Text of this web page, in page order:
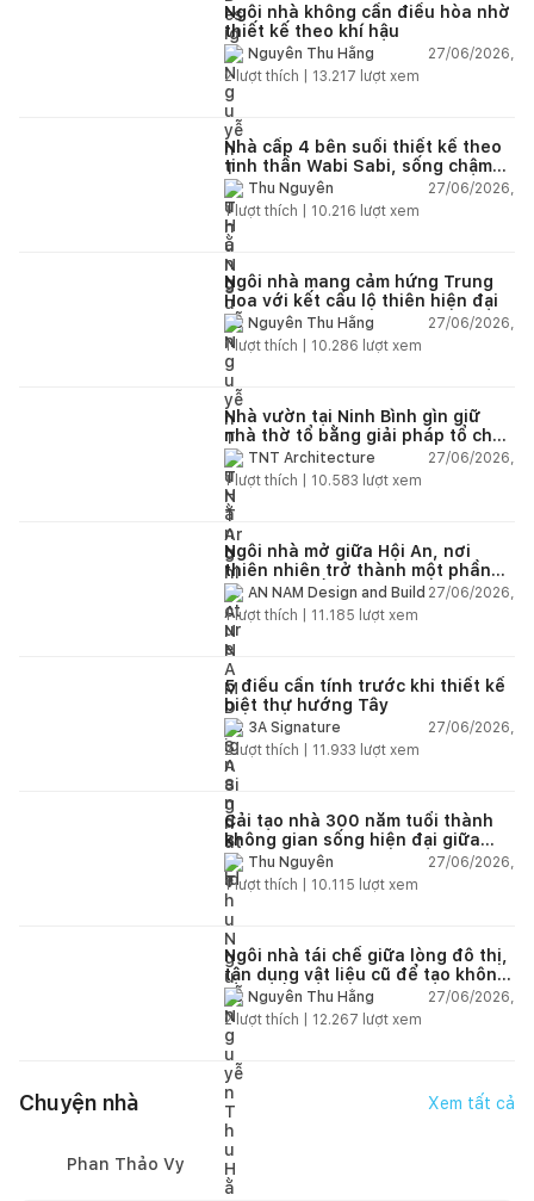
Ngôi nhà không cần điều hòa nhờ
thiết kế theo khí hậu
Nguyễn Thu Hằng
27/06/2026,
2lượt thích | 13.217 lượt xem
Nhà cấp 4 bên suối thiết kế theo
tinh thần Wabi Sabi, sống chậm
giữa thiên nhiên
Thu Nguyễn
27/06/2026,
1lượt thích | 10.216 lượt xem
Ngôi nhà mang cảm hứng Trung
Hoa với kết cấu lộ thiên hiện đại
Nguyễn Thu Hằng
27/06/2026,
1lượt thích | 10.286 lượt xem
Nhà vườn tại Ninh Bình gìn giữ
nhà thờ tổ bằng giải pháp tổ chức
lại không gian
TNT Architecture
27/06/2026,
1lượt thích | 10.583 lượt xem
Ngôi nhà mở giữa Hội An, nơi
thiên nhiên trở thành một phần
của cuộc sống
AN NAM Design and Build 27/06/2026,
1lượt thích | 11.185 lượt xem
5 điều cần tính trước khi thiết kế
biệt thự hướng Tây
3A Signature
27/06/2026,
2lượt thích | 11.933 lượt xem
Cải tạo nhà 300 năm tuổi thành
không gian sống hiện đại giữa
thiên nhiên
Thu Nguyễn
27/06/2026,
1lượt thích | 10.115 lượt xem
Ngôi nhà tái chế giữa lòng đô thị,
tận dụng vật liệu cũ để tạo không
gian sống linh hoạt
Nguyễn Thu Hằng
27/06/2026,
2lượt thích | 12.267 lượt xem
Chuyện nhà Xem tất cả
Phan Thảo Vy